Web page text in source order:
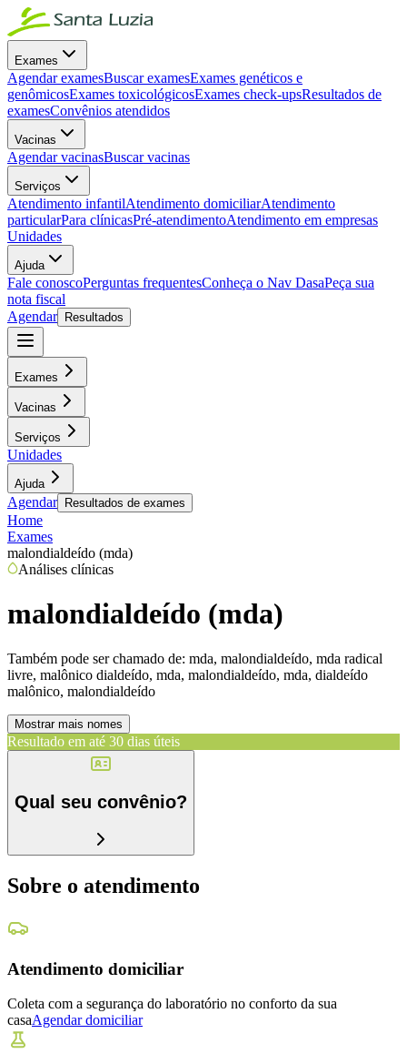
Exames
Agendar examesBuscar examesExames genéticos e
genômicosExames toxicológicosExames check-upsResultados de
examesConvênios atendidos
Vacinas
Agendar vacinasBuscar vacinas
Serviços
Atendimento infantilAtendimento domiciliarAtendimento
particularPara clínicasPré-atendimentoAtendimento em empresas
Unidades
Ajuda
Fale conoscoPerguntas frequentesConheça o Nav DasaPeça sua
nota fiscal
Agendar
Resultados
Exames
Vacinas
Serviços
Unidades
Ajuda
Agendar Resultados de exames
Home
Exames
malondialdeído (mda)
Análises clínicas
malondialdeído (mda)
Também pode ser chamado de: mda, malondialdeído, mda radical
livre, malônico dialdeído, mda, malondialdeído, mda, dialdeído
malônico, malondialdeído
Mostrar mais nomes
Resultado em até 30 dias úteis
Qual seu convênio?
Sobre o atendimento
Atendimento domiciliar
Coleta com a segurança do laboratório no conforto da sua
casaAgendar domiciliar